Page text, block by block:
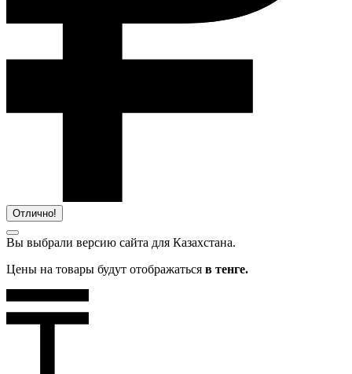
Отлично!
Вы выбрали версию сайта для Казахстана.
Цены на товары будут отображаться в тенге.